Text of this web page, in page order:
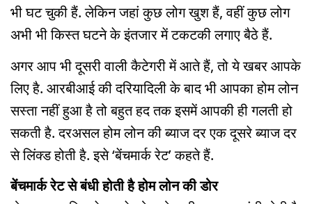
भी घट चुकी हैं. लेकिन जहां कुछ लोग खुश हैं, वहीं कुछ लोग
अभी भी किस्त घटने के इंतजार में टकटकी लगाए बैठे हैं.
अगर आप भी दूसरी वाली कैटेगरी में आते हैं, तो ये खबर आपके
लिए है. आरबीआई की दरियादिली के बाद भी आपका होम लोन
सस्ता नहीं हुआ है तो बहुत हद तक इसमें आपकी ही गलती हो
सकती है. दरअसल होम लोन की ब्याज दर एक दूसरे ब्याज दर
से लिंक्ड होती है. इसे ‘बेंचमार्क रेट’ कहते हैं.
बेंचमार्क रेट से बंधी होती है होम लोन की डोर